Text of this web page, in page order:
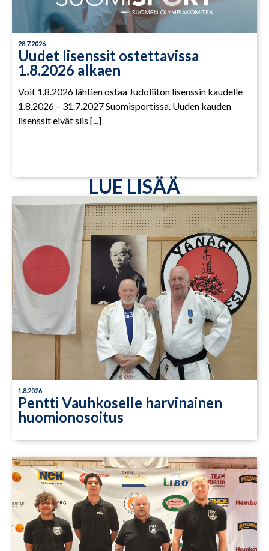
28.7.2026
Uudet lisenssit ostettavissa
1.8.2026 alkaen
Voit 1.8.2026 lähtien ostaa Judoliiton lisenssin kaudelle
1.8.2026 – 31.7.2027 Suomisportissa. Uuden kauden
lisenssit eivät siis [...]
LUE LISÄÄ
1.8.2026
Pentti Vauhkoselle harvinainen
huomionosoitus